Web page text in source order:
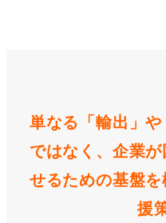
単なる「輸出」
ではなく、企業
せるための基盤
援